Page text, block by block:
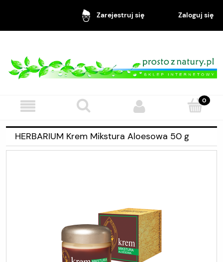
Zarejestruj się Zaloguj się
HERBARIUM Krem Mikstura Aloesowa 50 g